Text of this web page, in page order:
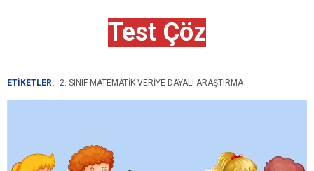
Test Çöz
ETİKETLER: 2. SINIF MATEMATIK VERIYE DAYALI ARAŞTIRMA